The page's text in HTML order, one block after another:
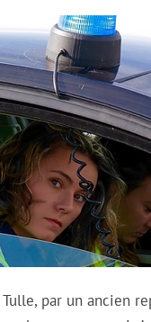
par un ancien